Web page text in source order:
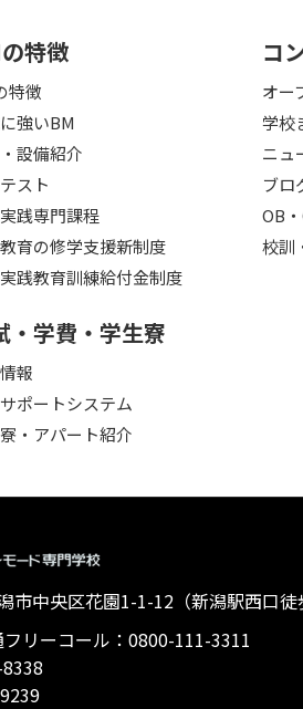
特徴
特徴
強いBM
設備紹介
スト
践専門課程
育の修学支援新制度
践教育訓練給付金制度
・学費・学生寮
報
ポートシステム
・アパート紹介
コ
オー
学校
ニュ
ブロ
OB
校訓
市中央区花園1-1-12（新潟駅西口徒
リーコール：0800-111-3311